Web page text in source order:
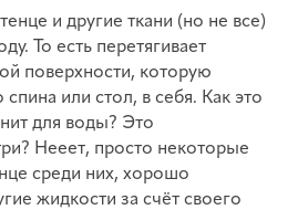
и другие ткани (но не все)
То есть перетягивает
поверхности, которую
или стол, в себя. Как это
для воды? Это
Нееет, просто некоторые
среди них, хорошо
жидкости за счёт своего